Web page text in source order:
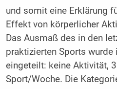
und somit eine Erklärung
Effekt von körperlicher
Das Ausmaß des in den
praktizierten Sports
eingeteilt: keine Aktivität,
Sport/Woche. Die